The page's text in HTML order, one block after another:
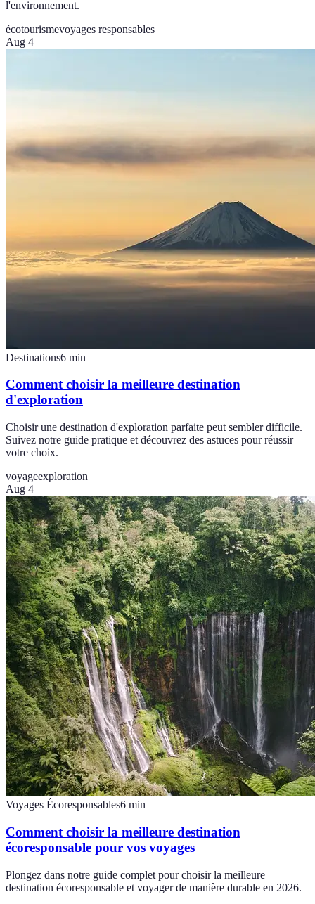
l'environnement.
écotourismevoyages responsables
Aug 4
Destinations6 min
Comment choisir la meilleure destination
d'exploration
Choisir une destination d'exploration parfaite peut sembler difficile.
Suivez notre guide pratique et découvrez des astuces pour réussir
votre choix.
voyageexploration
Aug 4
Voyages Écoresponsables6 min
Comment choisir la meilleure destination
écoresponsable pour vos voyages
Plongez dans notre guide complet pour choisir la meilleure
destination écoresponsable et voyager de manière durable en 2026.